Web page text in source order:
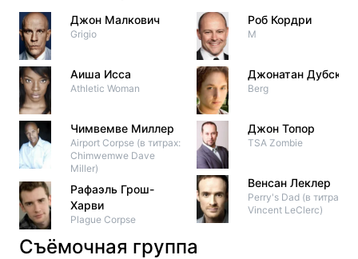
Джон Малкович
Grigio
Аиша Исса
Athletic Woman
Чимвемве Миллер
Airport Corpse (в титрах:
Chimwemwe Dave
Miller)
Рафаэль Грош-
Харви
Plague Corpse
Роб Кордри
M
Джонатан Дубски
Berg
Джон Топор
TSA Zombie
Венсан Леклер
Perry's Dad (в титрах:
Vincent LeClerc)
Съёмочная группа